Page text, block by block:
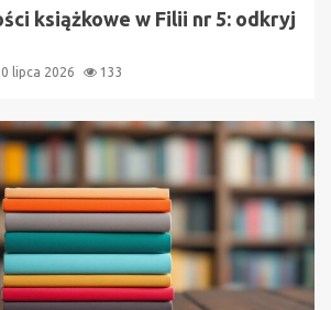
książkowe w Filii nr 5: odkryj
lipca 2026 133